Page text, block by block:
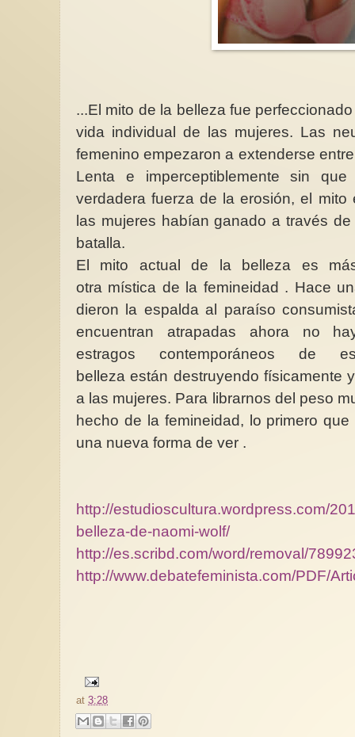
...El mito de la belleza fue
vida individual de las mujeres. Las
femenino empezaron a extenderse
Lenta e imperceptiblemente sin
verdadera fuerza de la erosión, el
las mujeres habían ganado a través
batalla.
El mito actual de la belleza es
otra mística de la femineidad . Hace
dieron la espalda al paraíso
encuentran atrapadas ahora no
estragos contemporáneos de
belleza están destruyendo físicamente
a las mujeres. Para librarnos del peso
hecho de la femineidad, lo primero
una nueva forma de ver .
http://estudioscultura.wordpress.com/
belleza-de-naomi-wolf/
http://es.scribd.com/word/removal/
http://www.debatefeminista.com/PDF/
at 3:28